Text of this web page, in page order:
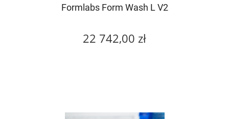
Formlabs Form Wash L V2
22 742,00 zł